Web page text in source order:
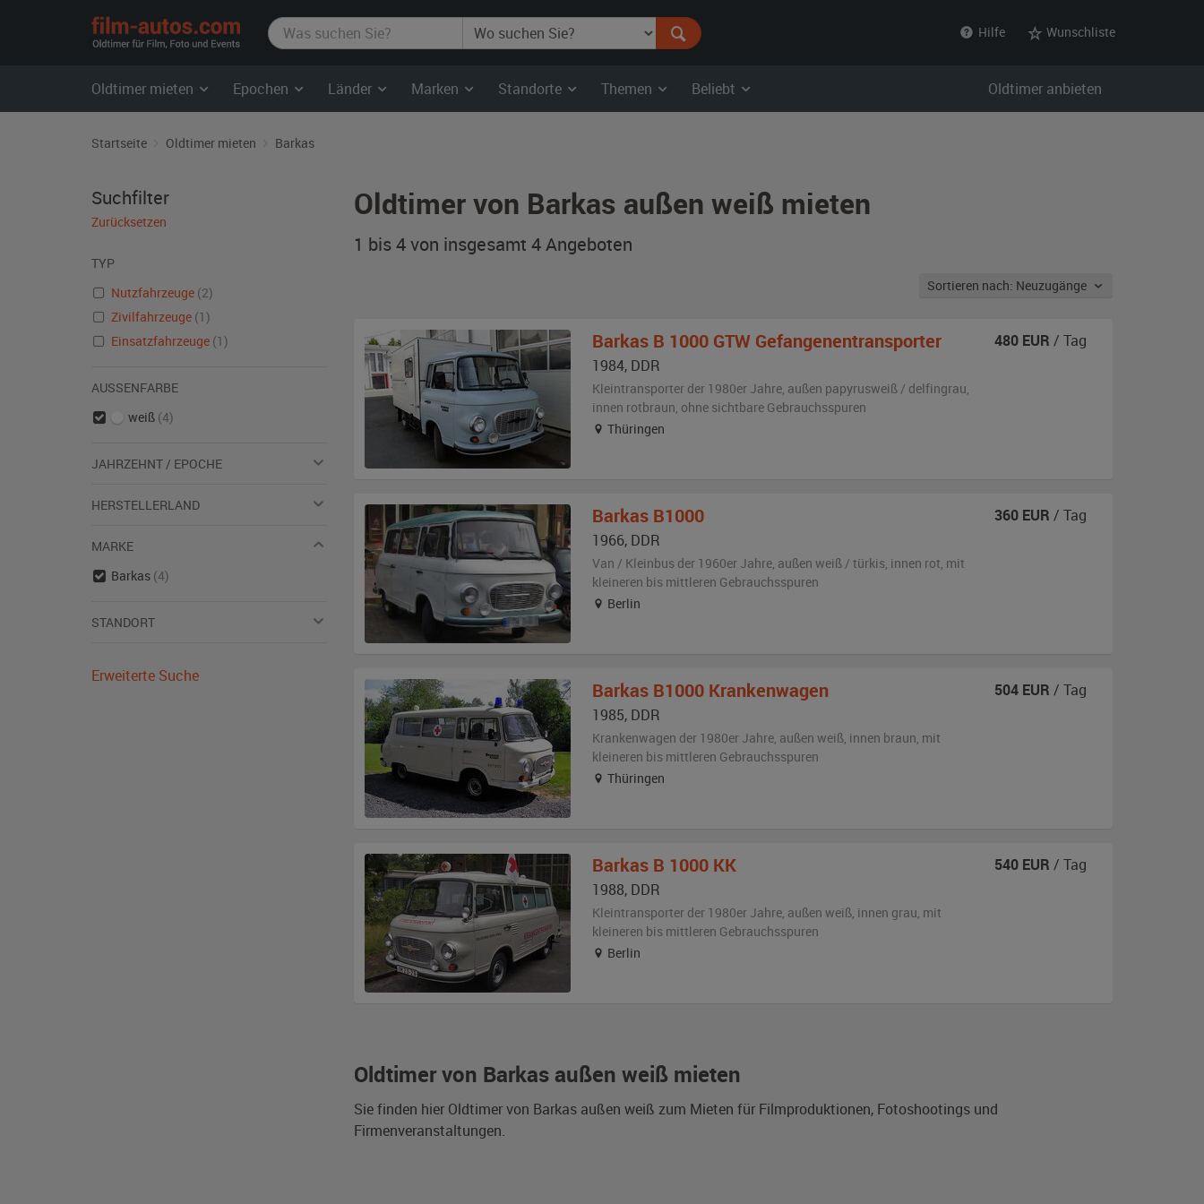
film-
autos.com
Hilfe Wunschliste
Oldtimer mieten Epochen Länder Marken Standorte Themen Beliebt Oldtimer anbieten
Startseite Oldtimer mieten Barkas
Oldtimer von Barkas außen weiß mieten
1 bis 4 von insgesamt 4Angeboten
Sortieren nach: Neuzugänge
Oldtimer von Barkas außen weiß mieten
Sie finden hier Oldtimer von Barkas außen weiß zum Mieten für Filmproduktionen, Fotoshootings und
Firmenveranstaltungen.
Barkas B 1000 GTW Gefangenentransporter
1984, DDR
Kleintransporter der 1980er Jahre, außen papyrusweiß / delfingrau,
innen rotbraun, ohne sichtbare Gebrauchsspuren
Thüringen
480 EUR / Tag
Barkas B1000
1966, DDR
Van / Kleinbus der 1960er Jahre, außen weiß / türkis, innen rot, mit
kleineren bis mittleren Gebrauchsspuren
Berlin
360 EUR / Tag
Barkas B1000 Krankenwagen
1985, DDR
Krankenwagen der 1980er Jahre, außen weiß, innen braun, mit
kleineren bis mittleren Gebrauchsspuren
Thüringen
504 EUR / Tag
Barkas B 1000 KK
1988, DDR
Kleintransporter der 1980er Jahre, außen weiß, innen grau, mit
kleineren bis mittleren Gebrauchsspuren
Berlin
540 EUR / Tag
Suchfilter
Zurücksetzen
TYP
Nutzfahrzeuge (2)
Zivilfahrzeuge (1)
Einsatzfahrzeuge (1)
AUSSENFARBE
weiß (4)
JAHRZEHNT / EPOCHE
HERSTELLERLAND
MARKE
Barkas (4)
STANDORT
Erweiterte Suche